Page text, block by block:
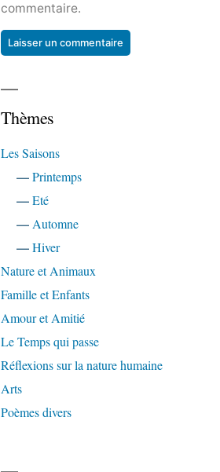
commentaire.
Thèmes
Les Saisons
—Printemps
—Eté
—Automne
—Hiver
Nature et Animaux
Famille et Enfants
Amour et Amitié
Le Temps qui passe
Réflexions sur la nature humaine
Arts
Poèmes divers